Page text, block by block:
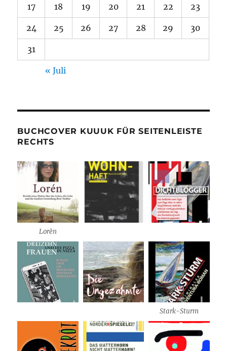
17 18 19 20 21 22 23
24 25 26 27 28 29 30
31
« Juli
BUCHCOVER KUUUK FÜR SEITENLEISTE
RECHTS
Lorèn
Stark-Sturm